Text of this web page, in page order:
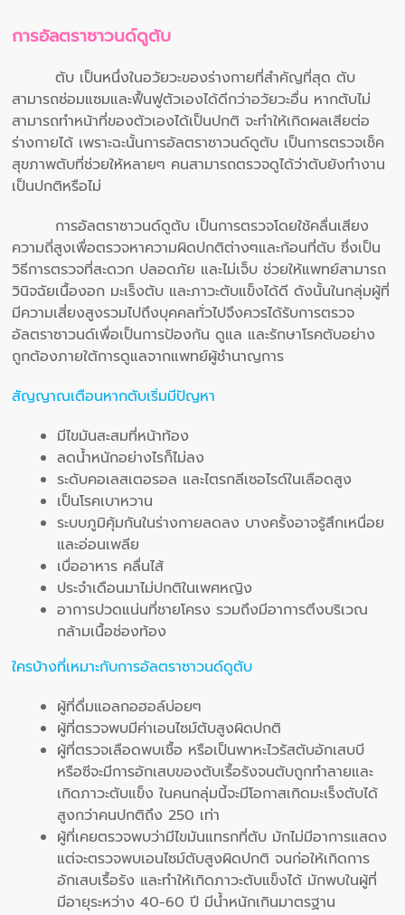
การอัลตราซาวนด์ดูตับ
ตับ เป็นหนึ่งในอวัยวะของร่างกายที่สำคัญที่สุด ตับ
สามารถซ่อมแซมและฟื้นฟูตัวเองได้ดีกว่าอวัยวะอื่น หากตับไม่
สามารถทำหน้าที่ของตัวเองได้เป็นปกติ จะทำให้เกิดผลเสียต่อ
ร่างกายได้ เพราะฉะนั้นการอัลตราซาวนด์ดูตับ เป็นการตรวจเช็ค
สุขภาพตับที่ช่วยให้หลายๆ คนสามารถตรวจดูได้ว่าตับยังทำงาน
เป็นปกติหรือไม่
การอัลตราซาวนด์ดูตับ เป็นการตรวจโดยใช้คลื่นเสียง
ความถี่สูงเพื่อตรวจหาความผิดปกติต่างๆและก้อนที่ตับ ซึ่งเป็น
วิธีการตรวจที่สะดวก ปลอดภัย และไม่เจ็บ ช่วยให้แพทย์สามารถ
วินิจฉัยเนื้องอก มะเร็งตับ และภาวะตับแข็งได้ดี ดังนั้นในกลุ่มผู้ที่
มีความเสี่ยงสูงรวมไปถึงบุคคลทั่วไปจึงควรได้รับการตรวจ
อัลตราซาวนด์เพื่อเป็นการป้องกัน ดูแล และรักษาโรคตับอย่าง
ถูกต้องภายใต้การดูแลจากแพทย์ผู้ชำนาญการ
สัญญาณเตือนหากตับเริ่มมีปัญหา
มีไขมันสะสมที่หน้าท้อง
ลดน้ำหนักอย่างไรก็ไม่ลง
ระดับคอเลสเตอรอล และไตรกลีเซอไรด์ในเลือดสูง
เป็นโรคเบาหวาน
ระบบภูมิคุ้มกันในร่างกายลดลง บางครั้งอาจรู้สึกเหนื่อย
และอ่อนเพลีย
เบื่ออาหาร คลื่นไส้
ประจำเดือนมาไม่ปกติในเพศหญิง
อาการปวดแน่นที่ชายโครง รวมถึงมีอาการตึงบริเวณ
กล้ามเนื้อช่องท้อง
ใครบ้างที่เหมาะกับการอัลตราซาวนด์ดูตับ
ผู้ที่ดื่มแอลกอฮอล์บ่อยๆ
ผู้ที่ตรวจพบมีค่าเอนไซม์ตับสูงผิดปกติ
ผู้ที่ตรวจเลือดพบเชื้อ หรือเป็นพาหะไวรัสตับอักเสบบี
หรือซีจะมีการอักเสบของตับเรื้อรังจนตับถูกทำลายและ
เกิดภาวะตับแข็ง ในคนกลุ่มนี้จะมีโอกาสเกิดมะเร็งตับได้
สูงกว่าคนปกติถึง 250 เท่า
ผู้ที่เคยตรวจพบว่ามีไขมันแทรกที่ตับ มักไม่มีอาการแสดง
แต่จะตรวจพบเอนไซม์ตับสูงผิดปกติ จนก่อให้เกิดการ
อักเสบเรื้อรัง และทำให้เกิดภาวะตับแข็งได้ มักพบในผู้ที่
มีอายุระหว่าง 40-60 ปี มีน้ำหนักเกินมาตรฐาน